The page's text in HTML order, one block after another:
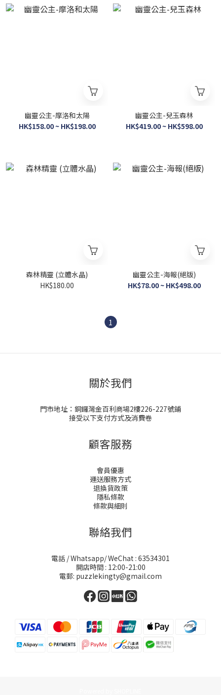
幽靈公主-摩洛和太陽
HK$158.00 ~ HK$198.00
幽靈公主-兒玉森林
HK$419.00 ~ HK$598.00
森林精靈 (立體水晶)
HK$180.00
幽靈公主-海報(絕版)
HK$78.00 ~ HK$498.00
1
關於我們
門市地址：銅鑼灣金百利商場2樓226-227號鋪
接受以下支付方式及消費卷
顧客服務
會員優惠
運送服務方式
退換貨政策
隱私條款
條款與細則
聯絡我們
電話 / Whatsapp/ WeChat : 63534301
開店時間 : 12:00-21:00
電郵: puzzlekingty@gmail.com